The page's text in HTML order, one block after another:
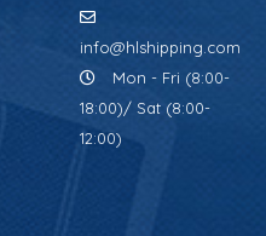
info@hlshipping.com
Mon - Fri (8:00-
18:00)/ Sat (8:00-
12:00)